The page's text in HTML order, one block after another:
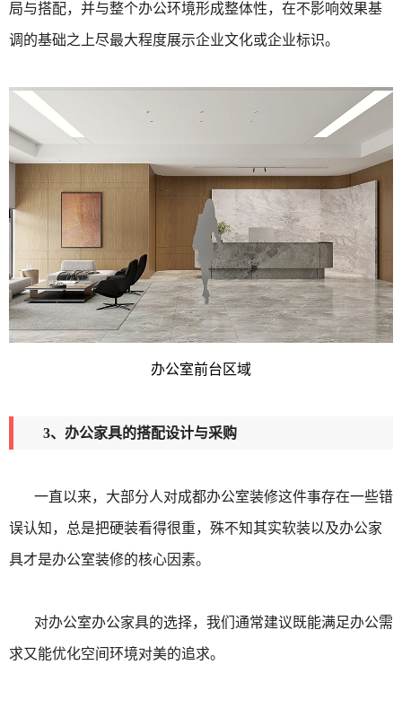
局与搭配，并与整个办公环境形成整体性，在不影响效果基
调的基础之上尽最大程度展示企业文化或企业标识。
办公室前台区域
3、办公家具的搭配设计与采购
一直以来，大部分人对成都办公室装修这件事存在一些错
误认知，总是把硬装看得很重，殊不知其实软装以及办公家
具才是办公室装修的核心因素。
对办公室办公家具的选择，我们通常建议既能满足办公需
求又能优化空间环境对美的追求。